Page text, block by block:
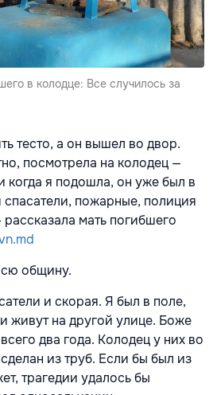
в колодце: Все случилось за
тесто, а он вышел во двор.
посмотрела на колодец —
когда я подошла, он уже был в
пожарные, полиция
мать погибшего
общину.
и скорая. Я был в поле,
живут на другой улице. Боже
два года. Колодец у них во
из труб. Если бы был из
трагедии удалось бы